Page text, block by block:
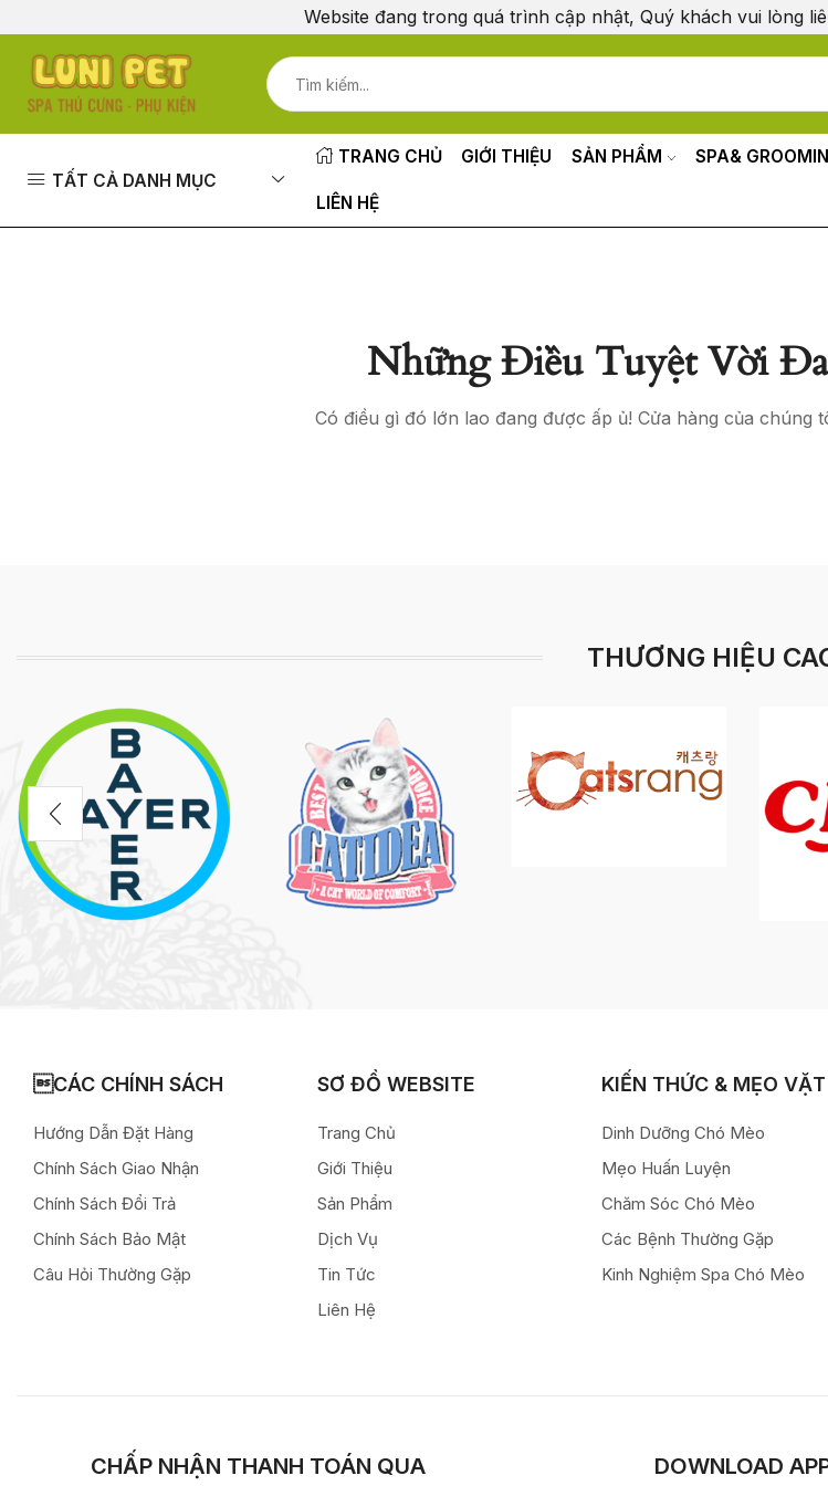
Website đang trong quá trình cập nhật, Quý khách vui lòng
TẤT CẢ DANH MỤC
TRANG CHỦ GIỚI THIỆU SẢN PHẨM SPA&
LIÊN HỆ
Những Điều Tuyệt Vời
Có điều gì đó lớn lao đang được ấp ủ! Cửa hàng của chúng
THƯƠNG HIỆU
CÁC CHÍNH SÁCH
Hướng Dẫn Đặt Hàng
Chính Sách Giao Nhận
Chính Sách Đổi Trả
Chính Sách Bảo Mật
Câu Hỏi Thường Gặp
SƠ ĐỒ WEBSITE
Trang Chủ
Giới Thiệu
Sản Phẩm
Dịch Vụ
Tin Tức
Liên Hệ
KIẾN THỨC & MẸO VẶT
Dinh Dưỡng Chó Mèo
Mẹo Huấn Luyện
Chăm Sóc Chó Mèo
Các Bệnh Thường Gặp
Kinh Nghiệm Spa Chó Mèo
CHẤP NHẬN THANH TOÁN QUA DOWNLOAD